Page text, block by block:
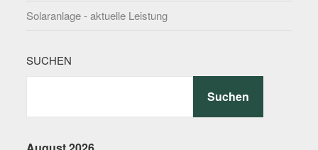
Solaranlage - aktuelle Leistung
SUCHEN
Suchen